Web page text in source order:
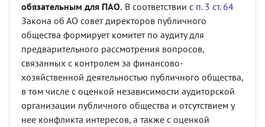
обязательным для ПАО. В соответствии с п. 3 ст. 64
Закона об АО совет директоров публичного
общества формирует комитет по аудиту для
предварительного рассмотрения вопросов,
связанных с контролем за финансово-
хозяйственной деятельностью публичного общества,
в том числе с оценкой независимости аудиторской
организации публичного общества и отсутствием у
нее конфликта интересов, а также с оценкой